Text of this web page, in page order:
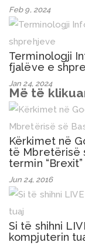
Feb 9, 2024
Terminologji
fjalëve e
Jan 24, 2024
Më të
Kërkimet në
të Mbretërisë
termin “Brexit”
Jun 24, 2016
Si të shihni
kompjuterin